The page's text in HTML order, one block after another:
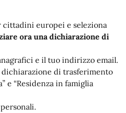
cittadini europei e seleziona
ora una dichiarazione di
e il tuo indirizzo email.
dichiarazione di trasferimento
e “Residenza in famiglia